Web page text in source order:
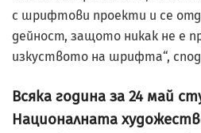
с шрифтови проекти и се
дейност, защото никак не е
изкуството на шрифта“,
Всяка година за 24 май
Националната